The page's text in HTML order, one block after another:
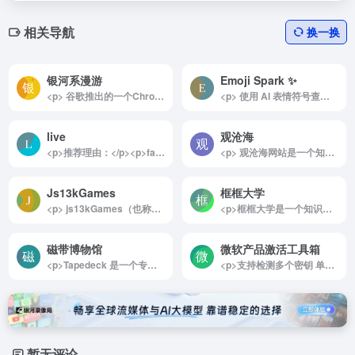
相关导航 换一换
银河系漫游
<p> 谷歌推出的一个Chrome实验项目，通过3D交互可视化模式，使用户能够在线探索浩瀚的宇宙。 </p>
Emoji Spark ✨
<p> 使用 AI 表情符号查找器快速搜索、复制和粘贴表情符号！立即为任何消息找到完美的表情符号。发现表情符号的含义并增强你的消息。 </p>
live
<p>推荐理由：</p><p>fanmingming live 是一个专为电视和广播爱好者设计的多功能图标库及相关工具平台。它不仅提供丰富的直播资源，还包含了实用的格式转换工具和教程，使用户能够轻松访问、管理并优化他们的直播资源。fanmingming live 完全免费且开源，无需注册，支持直连访问，同时提供 IPv4 和 IPv6 双栈支持。无论是专业人士还是业余爱好者，都能从这个平台中找到所需的资源和工具，非常适合那些热衷于研究和管理电视直播的用户。</p><p>详细介绍：</p><p>fanmingming live 是一个集成了多项功能的开源平台，汇集了电视和广播图标库、格式转换工具以及丰富的直播资源，为用户提供便捷的电视和广播体验。用户可以在这个平台上找到全面的频道图标和直播接口，并通过简单的工具管理、配置和播放这些资源。fanmingming live 提供详细的教程，帮助用户掌握从 EPG 接口地址到 m3u8 在线下载的使用方法，同时支持格式转换工具，如 TXT 转 M3U、M3U 转 TXT 等。此外，平台还配备了在线 M3U8 Web 播放器，用户无需安装其他软件便可直接访问并播放直播内容。</p><p>fanmingming live 的资源库不断更新和优化，保证了台标的完整性和直播链接的高质量，且完全开源，所有用户均可免费使用。平台支持 IPv4 和 IPv6 双栈连接，确保在不同网络环境下均能顺畅访问。对于电视和广播研究爱好者来说，fanmingming live 不仅是一个强大资源库，更是一个高度灵活、可拓展的工具平台，为他们带来了更多的探索和研究空间。</p><img decoding="async" data-src="//www.40000.net/wp-content/uploads/2024/12/20241215075610-675e8b9a2feca.webp" src="https://www.40000.net/wp-content/themes/onenav/images/t.png" alt="live">
观沧海
<p> 观沧海网站是一个知识地图制作分享平台，它将地图和文字结合，反映中国历史、军事、地理、文化等方面的知识，并向用户提供地图协作分享服务。 </p>
Js13kGames
<p> js13kGames（也称为 JS13K）是一项游戏开发大赛，专注于创建使用 ZIP 压缩时不超过 13 KB 的浏览器游戏。参与者不得使用外部服务或库，并且所有资源也必须符合大小限制。游戏使用 JavaScript 和 HTML5 进行编程。 </p>
框框大学
<p>框框大学是一个知识共享在线网站，也是一个学习建议在线网站。它完全免费，非常宝藏，可以让你发现各专业前辈们的学习建议，对于大学生小伙伴非常实用，可以让你得到很多收获，也可以让你少走弯路。</p><p>它目前拥有 7000 多条学习建议，按照最新排序和人气排序，学习建议包括很多个方面，例如：选专业、考研、保研、选择学校、就业等。</p><p>它支持直接搜索学习建议，也支持按照专业、学校、最高学历、工作经验进行筛选，每条学习建议下方也会展示对应的专业、最高学历、学校、工作经验。</p>
磁带博物馆
<p>Tapedeck 是一个专为磁带爱好者打造的在线博物馆，致力于展示普通音频磁带盒设计中的独特美感与奇趣之处。这个网站收录了从 1960 年代到 1990 年代的丰富磁带设计变化，带领用户回顾磁带在过去几十年中的演变历程。Tapedeck 的收藏展示了从 60 年代早期注重功能性的磁带设计，到 70 年代充满色彩和视觉冲击的录音带，再到 80 年代和 90 年代引人入胜的形状和外观革新。</p><p>Tapedeck 不仅让用户欣赏磁带的设计艺术，还提供了详细的分类与筛选功能。用户可以根据品牌、磁带的运行时间、类型、颜色等多种条件进行浏览和探索。这种系统化的分类展示让人们能够深入了解不同年代的设计风格和技术革新，重温磁带作为文化符号的时代特征。</p><p>Tapedeck 不仅是一个回顾音频历史的窗口，也是一个记录设计与工艺变化的数字档案。通过这个平台，用户能够感受到磁带设计的视觉魅力与时代感，探索每一卷磁带背后的故事和文化背景，是一个让磁带爱好者和设计爱好者都能乐在其中的宝库。</p><img decoding="async" data-src="//www.40000.net/wp-content/uploads/2024/12/20241215075702-675e8bce1537a.jpg" src="https://www.40000.net/wp-content/themes/onenav/images/t.png" alt="磁带博物馆">
微软产品激活工具箱
<p>支持检测多个密钥 单次上限50个，注意数量越多越占CPU 耗时越长,部分key检测很慢是因为在读取证书内数据,请耐心等待.<br>暂不支持零售错误代码的检测，请使用客户端，能检测主流版本，下载请见页面顶部.<br>如您有想吐槽的，请猛戳网页底部的“意见反馈”，学生党，时间不够用，请勿催更，感谢您的支持！</p><p>进网站后，筛选想要软件版本的密钥，就能够找到网友最新分享的有效密钥。同时你也可以分享可用的密钥，经过系统验证之后，就会展示在网站上。</p><img decoding="async" data-src="//www.40000.net/wp-content/uploads/2024/12/20241215075710-675e8bd6f304d.png" src="https://www.40000.net/wp-content/themes/onenav/images/t.png" alt="微软产品激活工具箱"><p>使用说明：</p><p>本页面是一个公开的密钥分享平台，您可以直接使用，也可以热心分享，为您和他人提供方便，是一个非常好的资源共享平台。<br>如果要分享，请点击页面最左侧的Logo返回到主页进行检测密钥，有效后方可进行分享，非常感谢您的热心分享！<br>如果您在转发资源的时候，请务必在发布者一栏注明出处，为尊重资源发布者。如果您要发布的是稀缺资源，请尽量等待在长期无此资源可用的情况下发布。<br>如果您想要更新密钥的信息，请点击重新检测，本站不会自动更新密钥的次数或错误码。如果您发现该密钥无效/有错误/有问题等，或者发现您的资源被泄露，请点击报告问题给我们发送反馈。<br>由于服务器费用原因，暂不支持零售错误代码的检测，请先使用客户端检测。<br>本站欢迎被索引，但请注明本站，如果遇到恶意爬取等情况，将采取相关措施，谢谢合作！<br>您在重新检测密钥时，受到首页“更多选项”下面的复选框的规则的约束。</p><p>&nbsp;</p>